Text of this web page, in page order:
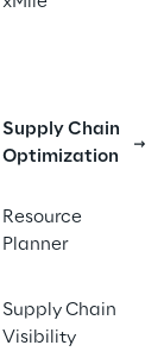
Supply Chain
Optimization
Resource
Planner
Supply Chain
Visibility
Report